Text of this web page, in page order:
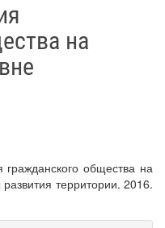
на
общества на
территории. 2016.